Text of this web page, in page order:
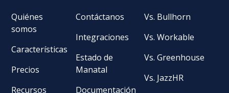
Quiénes
somos
Características
Precios
Recursos
Contáctanos
Integraciones
Estado de
Manatal
Documentación
Vs. Bullhorn
Vs. Workable
Vs. Greenhouse
Vs. JazzHR